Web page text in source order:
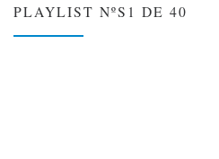
PLAYLIST NºS1 DE 40